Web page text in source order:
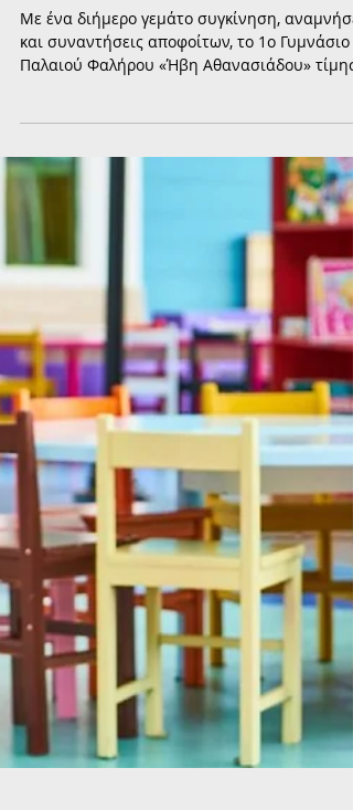
Έναν αιώνα ιστορίας γιόρτασε το
1ο Γυμνάσιο Παλαιού Φαλήρου
«Ήβη Αθανασιάδου»
και συναντήσεις αποφοίτων, το 1ο Γυμνάσιο
Παλαιού Φαλήρου «Ήβη Αθανασιάδου»
τα 100 χρόνια από την ίδρυσή του,
αναδεικνύοντας τη διαχρονική συμβολή του
στην εκπαίδευση και την ιστορία της πόλης.